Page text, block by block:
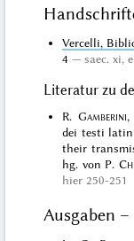
Vercelli,
4
saec. xi,
Literatur zu
R.Gamberini,
dei testi
their
hg. von P.
hier 250-251
Ausgaben –